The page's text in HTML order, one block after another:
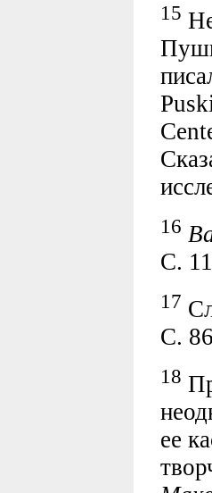
15
16
С.
17
С.
18
ее